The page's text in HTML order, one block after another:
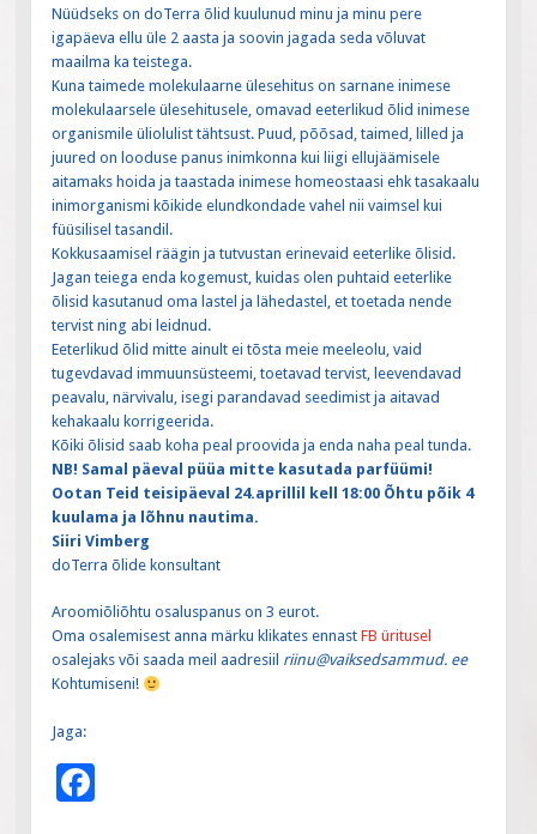
Nüüdseks on doTerra õlid kuulunud minu ja minu pere
igapäeva ellu üle 2 aasta ja soovin jagada seda võluvat
maailma ka teistega.
Kuna taimede molekulaarne ülesehitus on sarnane inimese
molekulaarsele ülesehitusele, omavad eeterlikud õlid inimese
organismile üliolulist tähtsust. Puud, põõsad, taimed, lilled ja
juured on looduse panus inimkonna kui liigi ellujäämisele
aitamaks hoida ja taastada inimese homeostaasi ehk tasakaalu
inimorganismi kõikide elundkondade vahel nii vaimsel kui
füüsilisel tasandil.
Kokkusaamisel räägin ja tutvustan erinevaid eeterlike õlisid.
Jagan teiega enda kogemust, kuidas olen puhtaid eeterlike
õlisid kasutanud oma lastel ja lähedastel, et toetada nende
tervist ning abi leidnud.
Eeterlikud õlid mitte ainult ei tõsta meie meeleolu, vaid
tugevdavad immuunsüsteemi, toetavad tervist, leevendavad
peavalu, närvivalu, isegi parandavad seedimist ja aitavad
kehakaalu korrigeerida.
Kõiki õlisid saab koha peal proovida ja enda naha peal tunda.
NB! Samal päeval püüa mitte kasutada parfüümi!
Ootan Teid teisipäeval 24.aprillil kell 18:00 Õhtu põik 4
kuulama ja lõhnu nautima.
Siiri Vimberg
doTerra õlide konsultant
Aroomiõliõhtu osaluspanus on 3 eurot.
Oma osalemisest anna märku klikates ennastFB üritusel
osalejaks või saada meil aadresiil riinu@vaiksedsammud. ee
Kohtumiseni!
Jaga: